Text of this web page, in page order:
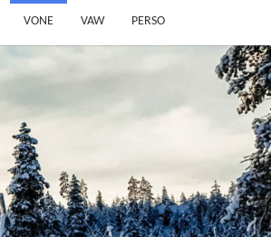
VONE VAW PERSO